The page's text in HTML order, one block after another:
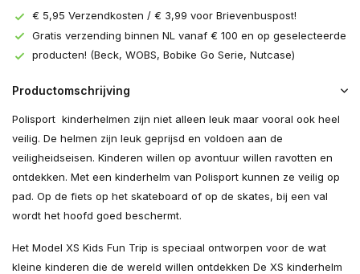
€ 5,95 Verzendkosten / € 3,99 voor Brievenbuspost!
Gratis verzending binnen NL vanaf € 100 en op geselecteerde
producten! (Beck, WOBS, Bobike Go Serie, Nutcase)
Productomschrijving
Polisport kinderhelmen zijn niet alleen leuk maar vooral ook heel
veilig. De helmen zijn leuk geprijsd en voldoen aan de
veiligheidseisen. Kinderen willen op avontuur willen ravotten en
ontdekken. Met een kinderhelm van Polisport kunnen ze veilig op
pad. Op de fiets op het skateboard of op de skates, bij een val
wordt het hoofd goed beschermt.
Het Model XS Kids Fun Trip is speciaal ontworpen voor de wat
kleine kinderen die de wereld willen ontdekken De XS kinderhelm